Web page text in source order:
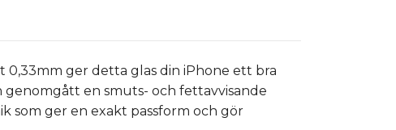
0,33mm ger detta glas din iPhone ett bra
en smuts- och fettavvisande
som ger en exakt passform och gör